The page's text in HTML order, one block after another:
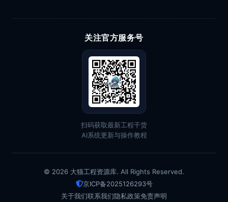
关注官方服务号
扫码获取最新工程干货
AI系统更新与操作教程
© 2026 大猫工程资源库. All Rights Reserved.
京ICP备2025126293号
关于我们联系我们隐私政策免责声明